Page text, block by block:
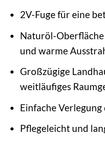
2V-Fuge für eine
Naturöl-
und warme
Großzügige
weitläufiges
Einfache Verlegung
Pflegeleicht und